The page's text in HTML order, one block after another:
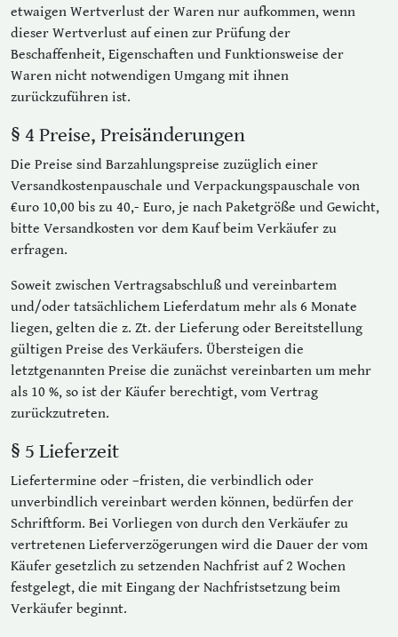
etwaigen Wertverlust der Waren nur aufkommen, wenn
dieser Wertverlust auf einen zur Prüfung der
Beschaffenheit, Eigenschaften und Funktionsweise der
Waren nicht notwendigen Umgang mit ihnen
zurückzuführen ist.
§ 4 Preise, Preisänderungen
Die Preise sind Barzahlungspreise zuzüglich einer
Versandkostenpauschale und Verpackungspauschale von
€uro 10,00 bis zu 40,- Euro, je nach Paketgröße und Gewicht,
bitte Versandkosten vor dem Kauf beim Verkäufer zu
erfragen.
Soweit zwischen Vertragsabschluß und vereinbartem
und/oder tatsächlichem Lieferdatum mehr als 6 Monate
liegen, gelten die z. Zt. der Lieferung oder Bereitstellung
gültigen Preise des Verkäufers. Übersteigen die
letztgenannten Preise die zunächst vereinbarten um mehr
als 10 %, so ist der Käufer berechtigt, vom Vertrag
zurückzutreten.
§ 5 Lieferzeit
Liefertermine oder –fristen, die verbindlich oder
unverbindlich vereinbart werden können, bedürfen der
Schriftform. Bei Vorliegen von durch den Verkäufer zu
vertretenen Lieferverzögerungen wird die Dauer der vom
Käufer gesetzlich zu setzenden Nachfrist auf 2 Wochen
festgelegt, die mit Eingang der Nachfristsetzung beim
Verkäufer beginnt.